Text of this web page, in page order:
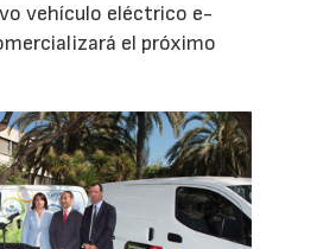
vehículo eléctrico e-
el próximo